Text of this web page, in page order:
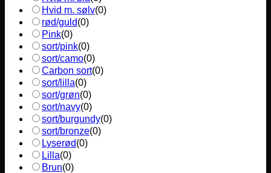
Hvid m. sølv(0)
rød/guld(0)
Pink(0)
sort/pink(0)
sort/camo(0)
Carbon sort(0)
sort/lilla(0)
sort/grøn(0)
sort/navy(0)
sort/burgundy(0)
sort/bronze(0)
Lyserød(0)
Lilla(0)
Brun(0)